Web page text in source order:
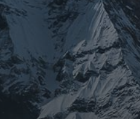
mars 2026
février 2026
décembre 2025
septembre 2024
août 2024